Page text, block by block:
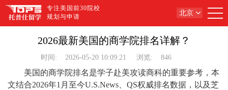
专注美国前30院校
规划与申请
北京
2026最新美国的商学院排名详解？
时间: 2026-05-20 10:09:21 浏览: 846
美国的商学院排名是学子赴美攻读商科的重要参考，本
文结合2026年1月至今U.S.News、QS权威排名数据，以及芝